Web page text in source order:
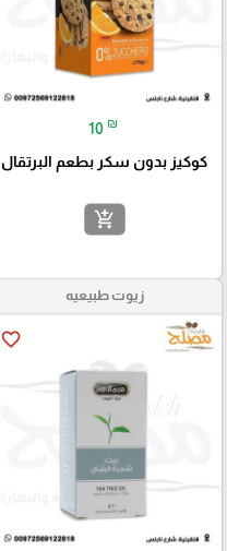
10 ₪
كوكيز بدون سكر بطعم البرتقال
add_shopping_cart
زيوت طبيعيه
favorite_border